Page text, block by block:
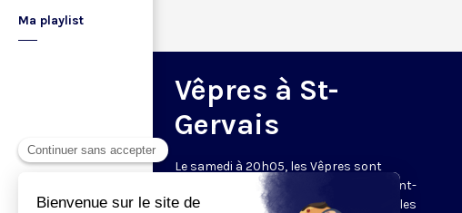
Ma playlist
Vêpres à St-
Gervais
Le samedi à 20h05, les Vêpres sont
rediffusées par KTO, depuis l’église Saint-
Gervais-Saint-Protais (Paris, 4e), avec les